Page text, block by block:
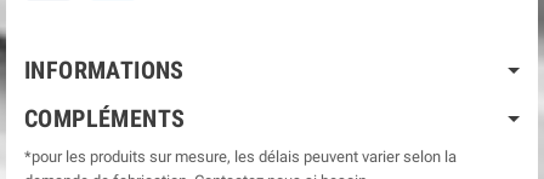
INFORMATIONS
COMPLÉMENTS
*pour les produits sur mesure, les délais peuvent varier selon la